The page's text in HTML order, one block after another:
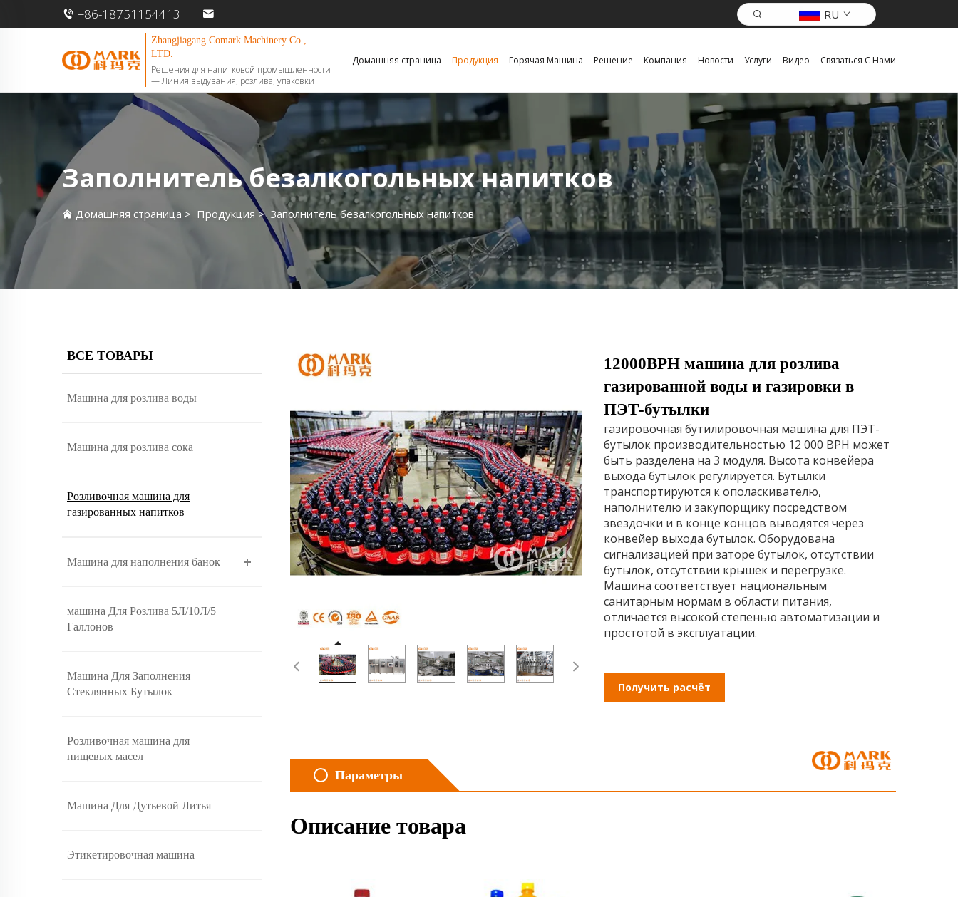
+86-18751154413 RU
Zhangjiagang Comark Machinery Co.,
LTD.
Решения для напитковой промышленности
— Линия выдувания, розлива, упаковки
Домашняя страница Продукция Горячая Машина Решение Компания Новости Услуги Видео Связаться С Нами
Заполнитель безалкогольных напитков
Домашняя страница > Продукция> Заполнитель безалкогольных напитков
ВСЕ ТОВАРЫ
Машина для розлива воды
Машина для розлива сока
Розливочная машина для
газированных напитков
Машина для наполнения банок
машина Для Розлива 5Л/10Л/5
Галлонов
Машина Для Заполнения
Стеклянных Бутылок
Розливочная машина для
пищевых масел
Машина Для Дутьевой Литья
Этикетировочная машина
12000BPH машина для розлива
газированной воды и газировки в
ПЭТ-бутылки
газировочная бутилировочная машина для ПЭТ-
бутылок производительностью 12 000 BPH может
быть разделена на 3 модуля. Высота конвейера
выхода бутылок регулируется. Бутылки
транспортируются к ополаскивателю,
наполнителю и закупорщику посредством
звездочки и в конце концов выводятся через
конвейер выхода бутылок. Оборудована
сигнализацией при заторе бутылок, отсутствии
бутылок, отсутствии крышек и перегрузке.
Машина соответствует национальным
санитарным нормам в области питания,
отличается высокой степенью автоматизации и
простотой в эксплуатации.
Получить расчёт
Параметры
Описание товара